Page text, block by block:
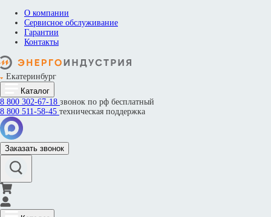
О компании
Сервисное обслуживание
Гарантии
Контакты
Екатеринбург
Каталог
8 800 302-67-18 звонок по рф бесплатный
8 800 511-58-45 техническая поддержка
Заказать звонок